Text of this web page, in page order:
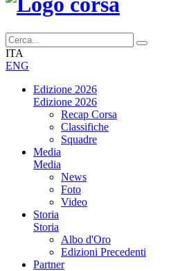
ITA
ENG
Edizione 2026
Edizione 2026
Recap Corsa
Classifiche
Squadre
Media
Media
News
Foto
Video
Storia
Storia
Albo d'Oro
Edizioni Precedenti
Partner